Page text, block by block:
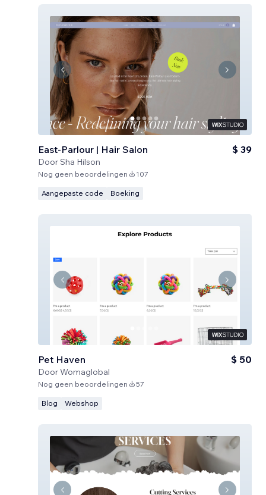
East-Parlour | Hair Salon
DoorSha Hilson
$ 39
Nog geen beoordelingen 107
Aangepaste code Boeking
Pet Haven
DoorWomaglobal
$ 50
Nog geen beoordelingen 57
Blog Webshop